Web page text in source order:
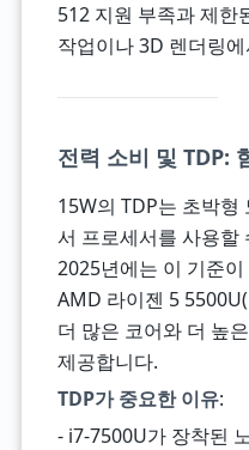
512 지원 부족과 제한
작업이나 3D 렌더링
전력 소비 및 TDP:
15W의 TDP는 초박형
서 프로세서를 사용할
2025년에는 이 기준
AMD 라이젠 5
더 많은 코어와 더 높
제공합니다.
TDP가 중요한 이유:
- i7-7500U가 장착된